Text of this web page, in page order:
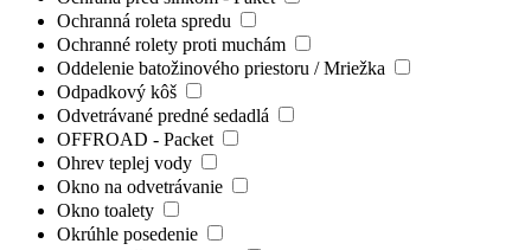
Ochranná roleta spredu
Ochranné rolety proti muchám
Oddelenie batožinového priestoru / Mriežka
Odpadkový kôš
Odvetrávané predné sedadlá
OFFROAD - Packet
Ohrev teplej vody
Okno na odvetrávanie
Okno toalety
Okrúhle posedenie